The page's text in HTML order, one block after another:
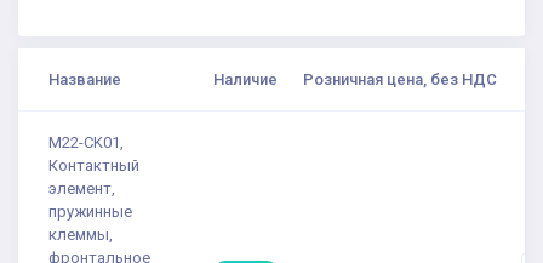
Название Наличие Розничная цена, без НДС
M22-CK01,
Контактный
элемент,
пружинные
клеммы,
фронтальное